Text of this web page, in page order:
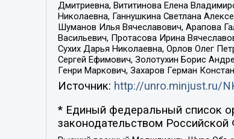
Дмитриевна, Вититинова Елена
Николаевна, Ганнушкина Светлана
Шуманов Илья Вячеславович, Арапова
Васильевич, Протасова Ирина
Сухих Дарья Николаевна, Орлов Олег
Сергей Ефимович, Золотухин Борис
Генри Маркович, Захаров Герман
Источник: http://unro.minjust.ru/
* Единый федеральный список
законодательством